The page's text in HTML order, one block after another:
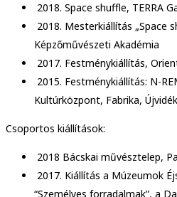
2018. Space shuffle, TERRA
2018. Mesterkiállítás „Space
Képzőművészeti Akadémia
2017. Festménykiállítás,
2015. Festménykiállítás: N-
Kultúrközpont, Fabrika, Újvidék
Csoportos kiállítások:
2018 Bácskai művésztelep,
2017. Kiállítás a Múzeumok
“Személyes forradalmak”, a